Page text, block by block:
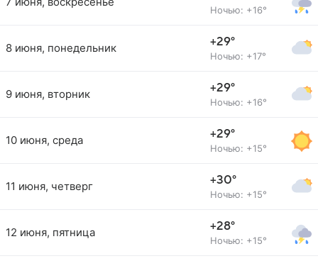
Ночью: +16°
8 июня, понедельник +29°
Ночью: +17°
9 июня, вторник +29°
Ночью: +16°
10 июня, среда +29°
Ночью: +15°
11 июня, четверг +30°
Ночью: +15°
12 июня, пятница +28°
Ночью: +15°